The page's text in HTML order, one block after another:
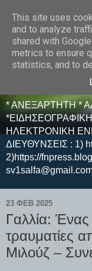
E F E N
* ΑΝΕΞΑΡΤΗΤΗ *
ΗΛΕΚΤΡΟΝΙΚΗ
ΔΙΕΥΘΥΝΣΕΙΣ : 1)
2)https://
23 ΦΕΒ 2025
Γαλλία: Ένας
τραυματίες
Μιλούζ –
This site uses
and to analyze
shared with
metrics to ensure
statistics, and to